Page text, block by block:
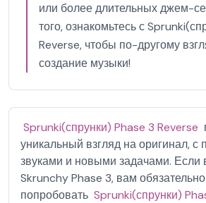
или более длительных джем-
того, ознакомьтесь с
Reverse, чтобы по-другому
создание музыки!
Sprunki(спрунки) Phase 3 Reverse
уникальный взгляд на оригинал, с
звуками и новыми задачами. Если
Skrunchy Phase 3, вам
попробовать Sprunki(спрунки)